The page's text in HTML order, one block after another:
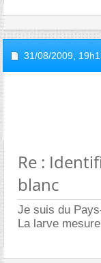
31/08/2009,
Re :
blanc
Je suis du
La larve